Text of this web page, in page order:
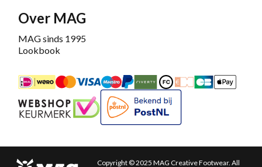
Over MAG
MAG sinds 1995
Lookbook
iDEALMastercardBancontact
Maestro
PayPalRiverty/Afterpay
FashionCheque
Overboeking
CarteApple
Keurmerk
Copyright © 2025 MAG Creative Footwear. All